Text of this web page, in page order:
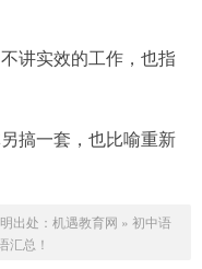
讲实效的工作，也指
搞一套，也比喻重新
出处： 机遇教育网 » 初中语
汇总！